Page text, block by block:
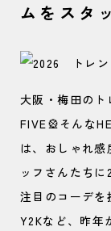
ムをスタ
大阪・梅田のト
FIVE🎡そんな
は、おしゃれ
ッフさんたち
注目のコーデを
Y2Kなど、昨年